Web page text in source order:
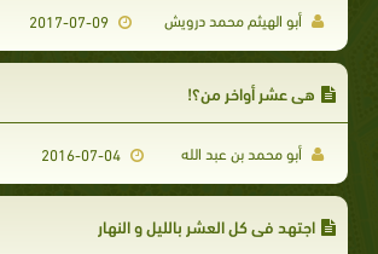
أبو الهيثم محمد درويش 2017-07-09
هي عشر أواخر من؟!
أبو محمد بن عبد الله
اجتهد في كل العشر بالليل و النهار